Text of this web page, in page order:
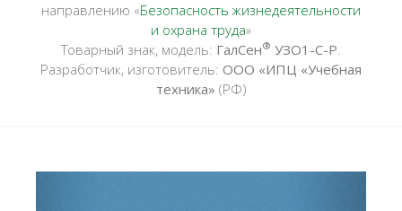
направлению «Безопасность жизнедеятельности
и охрана труда»
Товарный знак, модель: ГалСен® УЗО1-С-Р.
Разработчик, изготовитель: ООО «ИПЦ «Учебная
техника» (РФ)